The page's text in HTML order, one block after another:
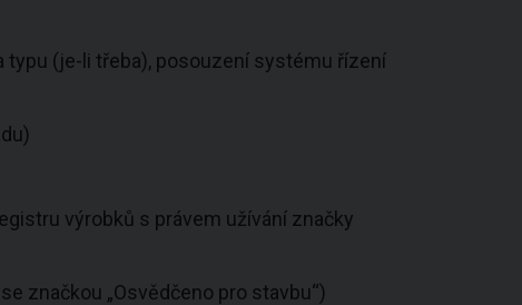
(je-li třeba), posouzení systému řízení
výrobků s právem užívání značky
značkou „Osvědčeno pro stavbu“)